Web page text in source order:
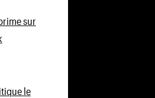
sur
le